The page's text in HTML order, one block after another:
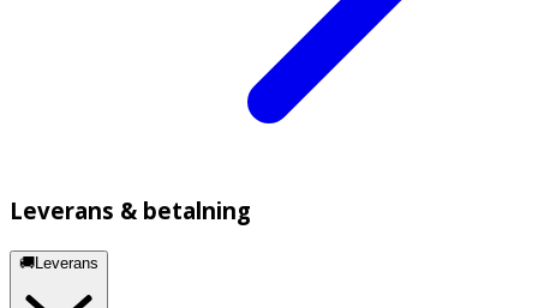
Leverans & betalning
🚚Leverans